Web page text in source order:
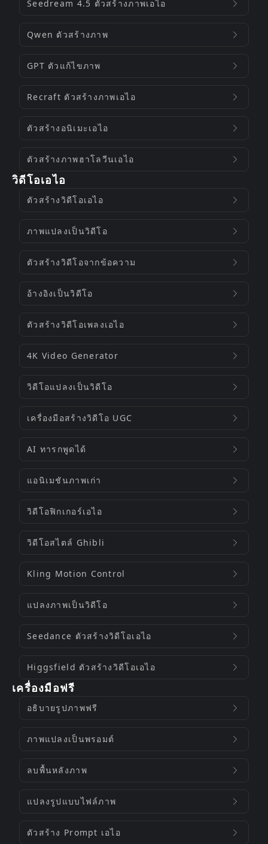
Seedream 4.5 ตัวสร้างภาพเอไอ
Qwen ตัวสร้างภาพ
GPT ตัวแก้ไขภาพ
Recraft ตัวสร้างภาพเอไอ
ตัวสร้างอนิเมะเอไอ
ตัวสร้างภาพฮาโลวีนเอไอ
วิดีโอเอไอ
ตัวสร้างวิดีโอเอไอ
ภาพแปลงเป็นวิดีโอ
ตัวสร้างวิดีโอจากข้อความ
อ้างอิงเป็นวิดีโอ
ตัวสร้างวิดีโอเพลงเอไอ
4K Video Generator
วิดีโอแปลงเป็นวิดีโอ
เครื่องมือสร้างวิดีโอ UGC
AI ทารกพูดได้
แอนิเมชันภาพเก่า
วิดีโอฟิกเกอร์เอไอ
วิดีโอสไตล์ Ghibli
Kling Motion Control
แปลงภาพเป็นวิดีโอ
Seedance ตัวสร้างวิดีโอเอไอ
Higgsfield ตัวสร้างวิดีโอเอไอ
เครื่องมือฟรี
อธิบายรูปภาพฟรี
ภาพแปลงเป็นพรอมต์
ลบพื้นหลังภาพ
แปลงรูปแบบไฟล์ภาพ
ตัวสร้าง Prompt เอไอ